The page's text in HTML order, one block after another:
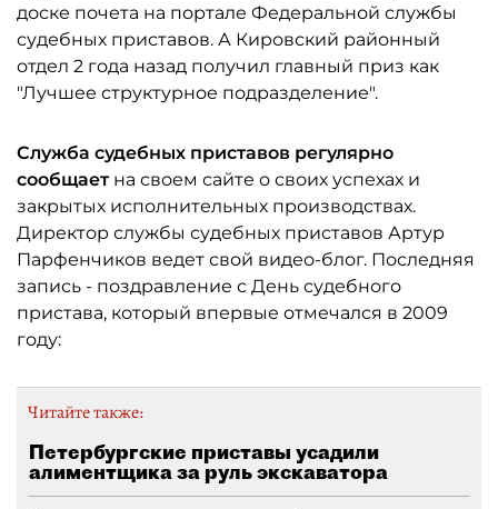
доске почета на портале Федеральной службы
судебных приставов. А Кировский районный
отдел 2 года назад получил главный приз как
"Лучшее структурное подразделение".
Служба судебных приставов регулярно
сообщает на своем сайте о своих успехах и
закрытых исполнительных производствах.
Директор службы судебных приставов Артур
Парфенчиков ведет свой видео-блог. Последняя
запись - поздравление с День судебного
пристава, который впервые отмечался в 2009
году:
Читайте также:
Петербургские приставы усадили
алиментщика за руль экскаватора